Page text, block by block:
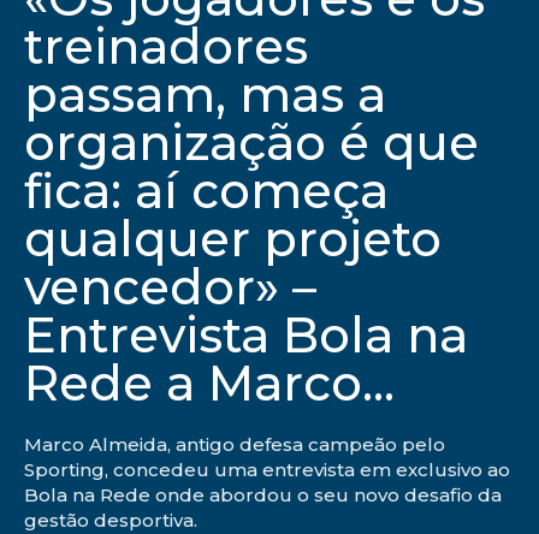
treinadores
passam, mas a
organização é que
fica: aí começa
qualquer projeto
vencedor» –
Entrevista Bola na
Rede a Marco...
Marco Almeida, antigo defesa campeão pelo
Sporting, concedeu uma entrevista em exclusivo ao
Bola na Rede onde abordou o seu novo desafio da
gestão desportiva.